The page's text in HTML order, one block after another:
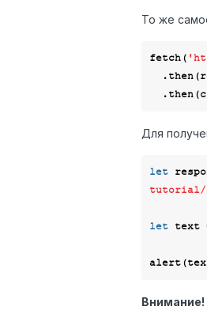
То же
fetch(
  .then(
  .then(
Для
let
tutorial/
let text